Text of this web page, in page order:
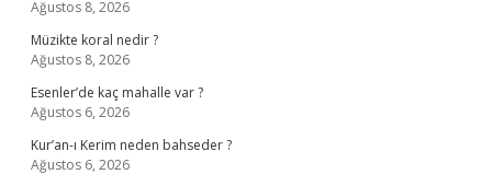
Ağustos 8, 2026
Müzikte koral nedir ?
Ağustos 8, 2026
Esenler’de kaç mahalle var ?
Ağustos 6, 2026
Kur’an-ı Kerim neden bahseder ?
Ağustos 6, 2026